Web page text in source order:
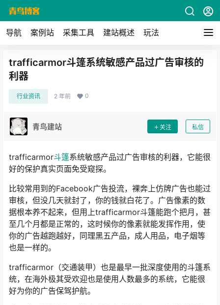
导航 案例站 采集工具 建站概述 玩法
trafficarmor斗篷系统敏感产品过广告审核的
利器
行业资讯 2 年前 0
青鸟建站 关注 私信
trafficarmor斗篷系统敏感产品过广告审核的利器，它能很
好的保护真实页面免受窥探。
比较常用到的Facebook广告投流，裸奔上仿牌广告也能过
审核，但没几天就封了，你的钱就白花了。广告像素的数
据根本养不起来，但用上trafficarmor斗篷能跑个把月，甚
至几个月都是正常的，这时候你的像素就能发挥作用，使
你的广告越跑越好，同理黑五产品，成人用品，电子烟等
也是一样的。
trafficarmor（交通装甲）也是最早一批深度使用的斗篷系
统，在海外极其受欢迎也是使用人数最多的系统，它能很
好为你的广告保驾护航。